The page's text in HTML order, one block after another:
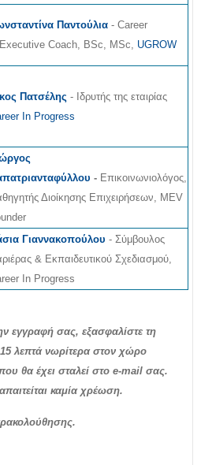
Παντούλια - Career
Coach, BSc, MSc, UGROW
Πατσέλης - Ιδρυτής της εταιρίας
In Progress
- Επικοινωνιολόγος,
Διοίκησης Επιχειρήσεων, MEV
Γιαννακοπούλου - Σύμβουλος
& Εκπαιδευτικού Σχεδιασμού,
In Progress
εγγραφή σας, εξασφαλίστε τη
λεπτά νωρίτερα στον χώρο
θα έχει σταλεί στο e-mail σας.
καμία χρέωση.